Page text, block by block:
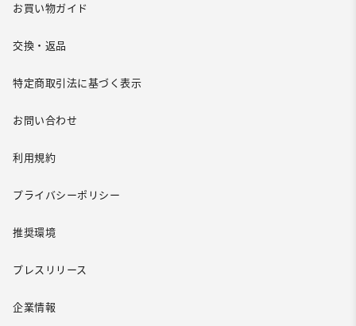
お買い物ガイド
交換・返品
特定商取引法に基づく表示
お問い合わせ
利用規約
プライバシーポリシー
推奨環境
プレスリリース
企業情報